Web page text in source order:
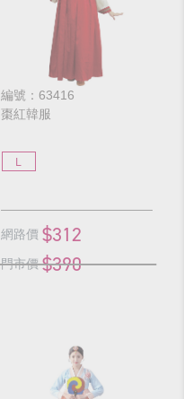
編號：63416
棗紅韓服
L
網路價 $312
門市價 $390